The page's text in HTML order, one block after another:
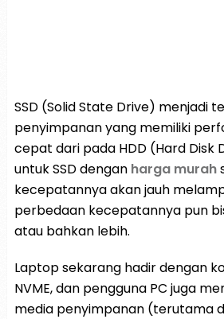
SSD (Solid State Drive) menjadi
penyimpanan yang memiliki
cepat dari pada HDD (Hard Disk
untuk SSD dengan harga murah
kecepatannya akan jauh
perbedaan kecepatannya pun
atau bahkan lebih.
Laptop sekarang hadir dengan
NVME, dan pengguna PC juga
media penyimpanan (terutama